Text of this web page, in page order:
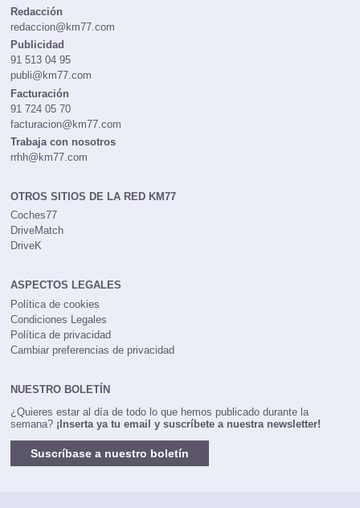
Redacción
redaccion@km77.com
Publicidad
91 513 04 95
publi@km77.com
Facturación
91 724 05 70
facturacion@km77.com
Trabaja con nosotros
rrhh@km77.com
OTROS SITIOS DE LA RED KM77
Coches77
DriveMatch
DriveK
ASPECTOS LEGALES
Política de cookies
Condiciones Legales
Política de privacidad
Cambiar preferencias de privacidad
NUESTRO BOLETÍN
¿Quieres estar al día de todo lo que hemos publicado durante la
semana? ¡Inserta ya tu email y suscríbete a nuestra newsletter!
Suscríbase a nuestro boletín